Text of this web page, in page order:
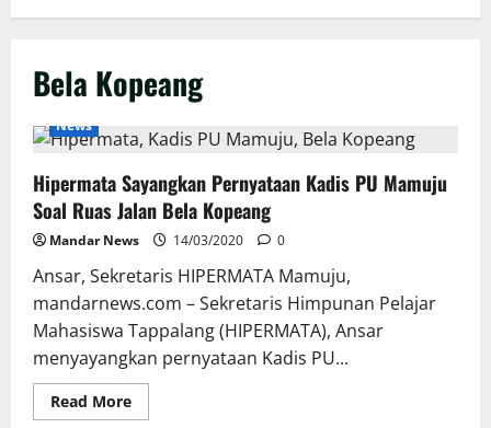
Bela Kopeang
News
Hipermata Sayangkan Pernyataan Kadis PU Mamuju
Soal Ruas Jalan Bela Kopeang
Mandar News 14/03/2020 0
Ansar, Sekretaris HIPERMATA Mamuju,
mandarnews.com – Sekretaris Himpunan Pelajar
Mahasiswa Tappalang (HIPERMATA), Ansar
menyayangkan pernyataan Kadis PU...
Read MoreRead
more